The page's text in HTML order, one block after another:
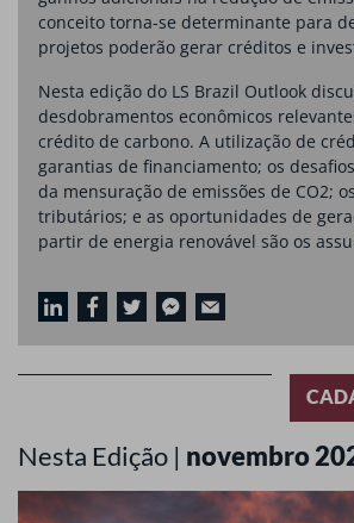
conceito torna-se determinante para
projetos poderão gerar créditos e
Nesta edição do LS Brazil Outlook
desdobramentos econômicos
crédito de carbono. A utilização de
garantias de financiamento; os
da mensuração de emissões de CO2;
tributários; e as oportunidades de
partir de energia renovável são os
Nesta Edição | novembro